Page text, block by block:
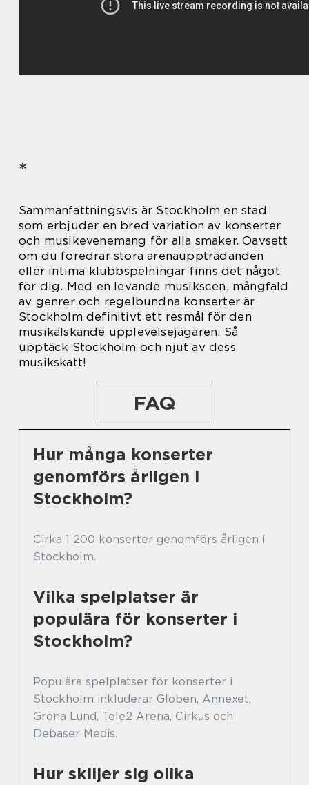
*
Sammanfattningsvis är Stockholm en stad
som erbjuder en bred variation av konserter
och musikevenemang för alla smaker. Oavsett
om du föredrar stora arenauppträdanden
eller intima klubbspelningar finns det något
för dig. Med en levande musikscen, mångfald
av genrer och regelbundna konserter är
Stockholm definitivt ett resmål för den
musikälskande upplevelsejägaren. Så
upptäck Stockholm och njut av dess
musikskatt!
FAQ
Hur många konserter
genomförs årligen i
Stockholm?
Cirka 1 200 konserter genomförs årligen i
Stockholm.
Vilka spelplatser är
populära för konserter i
Stockholm?
Populära spelplatser för konserter i
Stockholm inkluderar Globen, Annexet,
Gröna Lund, Tele2 Arena, Cirkus och
Debaser Medis.
Hur skiljer sig olika